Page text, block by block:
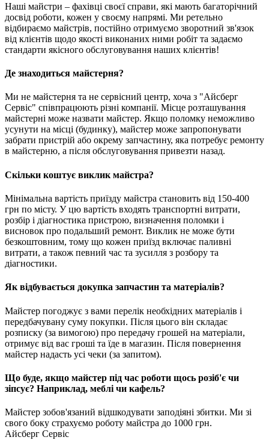
Наші майстри – фахівці своєї справи, які мають багаторічний
досвід роботи, кожен у своєму напрямі. Ми ретельно
відбираємо майстрів, постійно отримуємо зворотний зв'язок
від клієнтів щодо якості виконаних ними робіт та задаємо
стандарти якісного обслуговування наших клієнтів!
Де знаходиться майстерня?
Ми не майстерня та не сервісний центр, хоча з "Айсберг
Сервіс" співпрацюють різні компанії. Місце розташування
майстерні може назвати майстер. Якщо поломку неможливо
усунути на місці (будинку), майстер може запропонувати
забрати пристрій або окрему запчастину, яка потребує ремонту
в майстерню, а після обслуговування привезти назад.
Скільки коштує виклик майстра?
Мінімальна вартість приїзду майстра становить від 150-400
грн по місту. У цю вартість входять транспортні витрати,
розбір і діагностика пристрою, визначення поломки і
висновок про подальший ремонт. Виклик не може бути
безкоштовним, тому що кожен приїзд включає паливні
витрати, а також певний час та зусилля з розбору та
діагностики.
Як відбувається докупка запчастин та матеріалів?
Майстер погоджує з вами перелік необхідних матеріалів і
передбачувану суму покупки. Після цього він складає
розписку (за вимогою) про передачу грошей на матеріали,
отримує від вас гроші та їде в магазин. Після повернення
майстер надасть усі чеки (за запитом).
Що буде, якщо майстер під час роботи щось розіб'є чи
зіпсує? Наприклад, меблі чи кафель?
Майстер зобов'язаний відшкодувати заподіяні збитки. Ми зі
свого боку страхуємо роботу майстра до 1000 грн.
Айсберг Сервіс